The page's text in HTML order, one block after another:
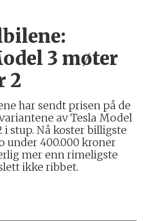
3 møter
2
har sendt prisen på de
av Tesla Model
i stup. Nå koster billigste
under 400.000 kroner
mer enn rimeligste
ikke ribbet.